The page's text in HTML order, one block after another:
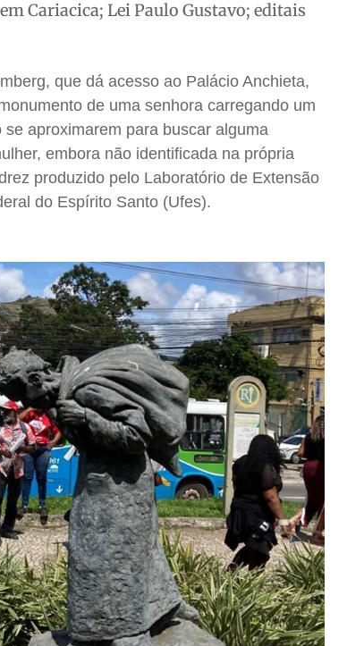
Cariacica; Lei Paulo Gustavo; editais
que dá acesso ao Palácio Anchieta,
de uma senhora carregando um
aproximarem para buscar alguma
embora não identificada na própria
produzido pelo Laboratório de Extensão
do Espírito Santo (Ufes).